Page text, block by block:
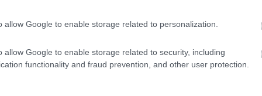
allow Google to enable storage related to personalization.
allow Google to enable storage related to security, including
functionality and fraud prevention, and other user protection.
Don’t stop roaring!
#Yayatoure